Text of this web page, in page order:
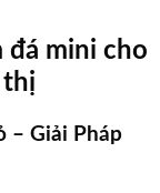
đá mini cho
thị
– Giải Pháp